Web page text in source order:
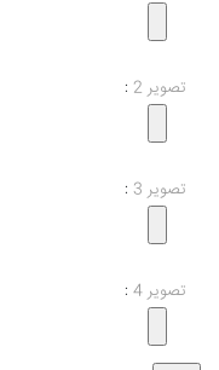
تصویر 2 :
تصویر 3 :
تصویر 4 :